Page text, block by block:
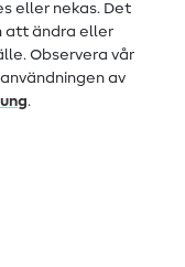
eller nekas. Det
att ändra eller
Observera vår
av
.